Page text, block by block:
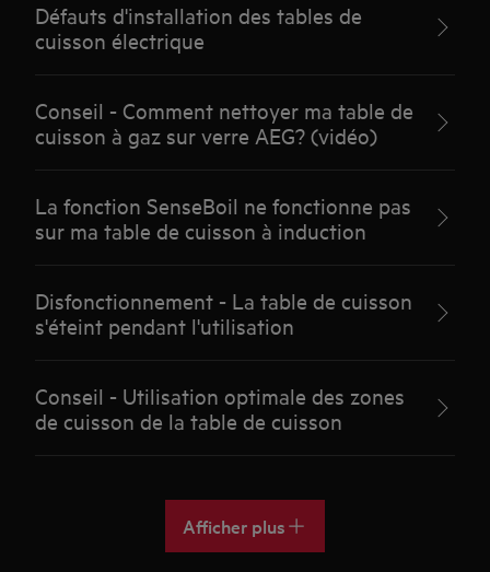
Défauts d'installation des tables de
cuisson électrique
Conseil - Comment nettoyer ma table de
cuisson à gaz sur verre AEG? (vidéo)
La fonction SenseBoil ne fonctionne pas
sur ma table de cuisson à induction
Disfonctionnement - La table de cuisson
s'éteint pendant l'utilisation
Conseil - Utilisation optimale des zones
de cuisson de la table de cuisson
Afficher plus